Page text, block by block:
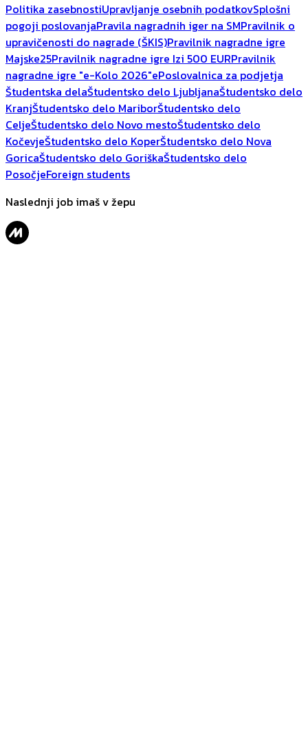
Politika zasebnostiUpravljanje osebnih podatkovSplošni
pogoji poslovanjaPravila nagradnih iger na SMPravilnik o
upravičenosti do nagrade (ŠKIS)Pravilnik nagradne igre
Majske25Pravilnik nagradne igre Izi 500 EURPravilnik
nagradne igre "e-Kolo 2026"ePoslovalnica za podjetja
Študentska delaŠtudentsko delo LjubljanaŠtudentsko delo
KranjŠtudentsko delo MariborŠtudentsko delo
CeljeŠtudentsko delo Novo mestoŠtudentsko delo
KočevjeŠtudentsko delo KoperŠtudentsko delo Nova
GoricaŠtudentsko delo GoriškaŠtudentsko delo
PosočjeForeign students
Naslednji job imaš v žepu